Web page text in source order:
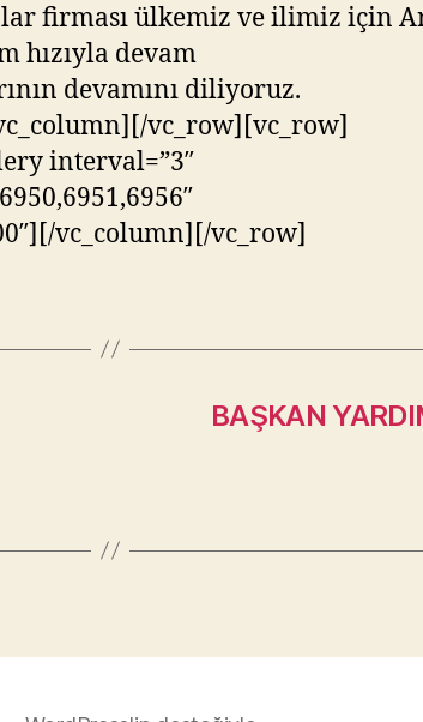
firması ülkemiz ve ilimiz için
hızıyla devam
devamını diliyoruz.
vc_row][vc_row]
interval=”3″
vc_column][/vc_row]
BAŞKAN